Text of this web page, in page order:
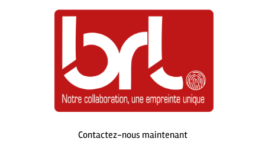
Contactez-nous maintenant